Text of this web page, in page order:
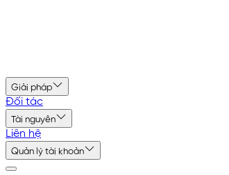
Giải pháp
Đối tác
Tài nguyên
Liên hệ
Quản lý tài khoản